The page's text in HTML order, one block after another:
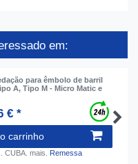
em:
para êmbolo de barril
A, Tipo M - Micro Matic e
€ *
carrinho
CUBA. mais. Remessa